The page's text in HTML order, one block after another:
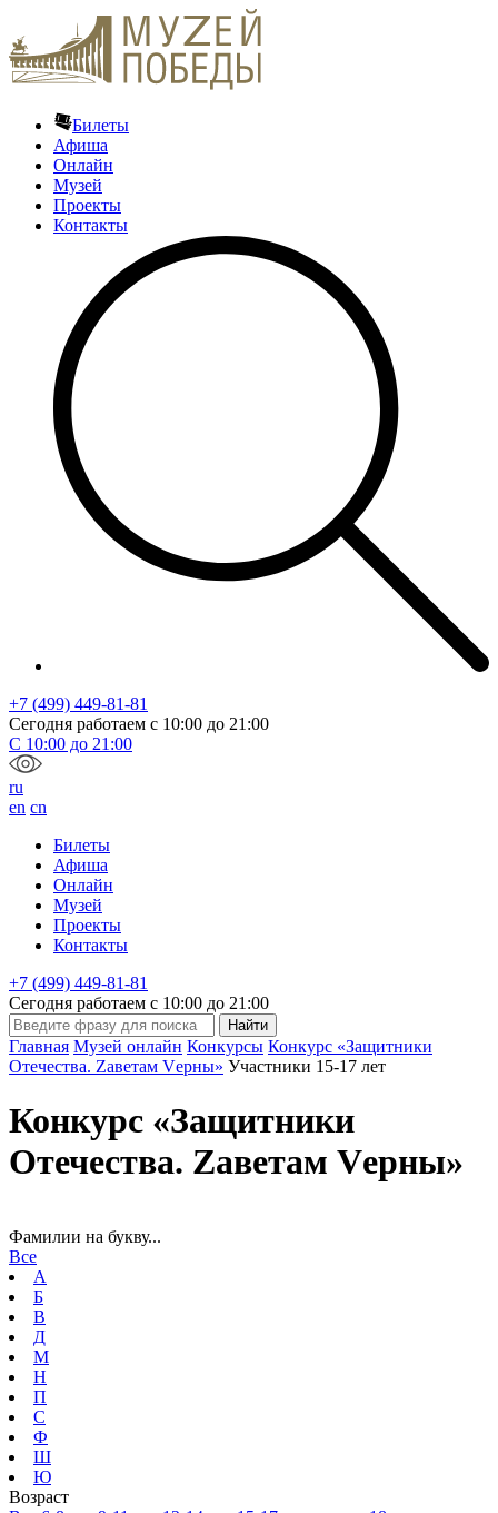
Билеты
Афиша
Онлайн
Музей
Проекты
Контакты
+7 (499) 449-81-81
Сегодня работаем с 10:00 до 21:00
С 10:00 до 21:00
ru
en cn
Билеты
Афиша
Онлайн
Музей
Проекты
Контакты
+7 (499) 449-81-81
Сегодня работаем с 10:00 до 21:00
Главная Музей онлайн Конкурсы Конкурс «Защитники
Отечества. Zаветам Vерны» Участники 15-17 лет
Конкурс «Защитники
Отечества. Zаветам Vерны»
Фамилии на букву...
Все
А
Б
В
Д
М
Н
П
С
Ф
Ш
Ю
Возраст